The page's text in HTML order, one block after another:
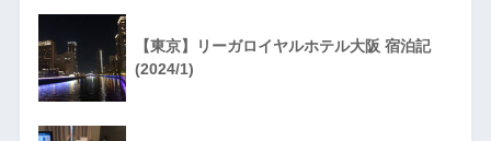
【東京】リーガロイヤルホテル大阪 宿泊記
(2024/1)